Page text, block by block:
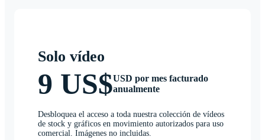
Solo vídeo
9 US$USD por mes facturado
anualmente
Desbloquea el acceso a toda nuestra colección de vídeos
de stock y gráficos en movimiento autorizados para uso
comercial. Imágenes no incluidas.